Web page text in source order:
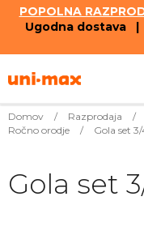
POPOLNA
Ugodna dostava |
to
Domov / Razprodaja /
Ročno orodje
/ Gola set
Gola set